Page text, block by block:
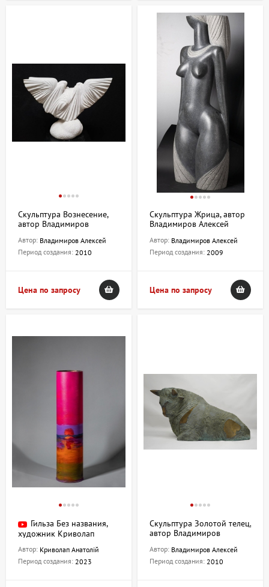
Скульптура Вознесение,
автор Владимиров
Автор: Владимиров Алексей
Период создания: 2010
Цена по запросу
Скульптура Жрица, автор
Владимиров Алексей
Автор: Владимиров Алексей
Период создания: 2009
Цена по запросу
Гильза Без названия,
художник Криволап
Автор: Криволап Анатолій
Период создания: 2023
Скульптура Золотой телец,
автор Владимиров
Автор: Владимиров Алексей
Период создания: 2010